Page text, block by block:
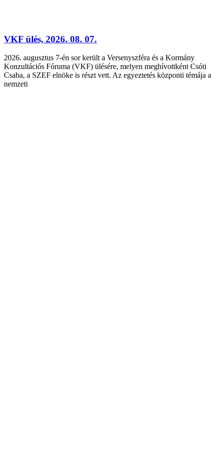
VKF ülés, 2026. 08. 07.
2026. augusztus 7-én sor került a Versenyszféra és a Kormány
Konzultációs Fóruma (VKF) ülésére, melyen meghívottként Csóti
Csaba, a SZEF elnöke is részt vett. Az egyeztetés központi témája a
nemzeti